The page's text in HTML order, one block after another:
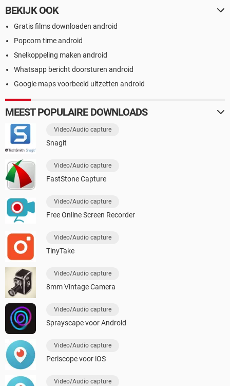
BEKIJK OOK
Gratis films downloaden android
Popcorn time android
Snelkoppeling maken android
Whatsapp bericht doorsturen android
Google maps voorbeeld uitzetten android
MEEST POPULAIRE DOWNLOADS
Video/Audio capture
Snagit
Video/Audio capture
FastStone Capture
Video/Audio capture
Free Online Screen Recorder
Video/Audio capture
TinyTake
Video/Audio capture
8mm Vintage Camera
Video/Audio capture
Sprayscape voor Android
Video/Audio capture
Periscope voor iOS
Video/Audio capture